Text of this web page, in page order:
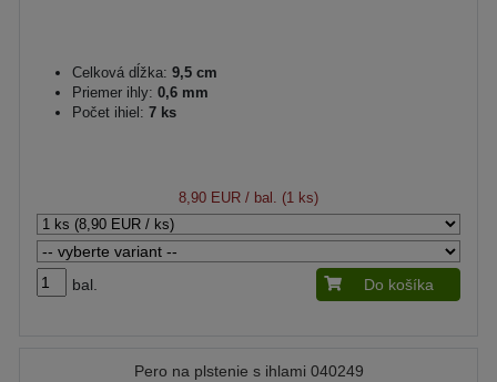
Celková dĺžka: 9,5 cm
Priemer ihly: 0,6 mm
Počet ihiel: 7 ks
8,90 EUR / bal. (1 ks)
bal. Do košíka
Pero na plstenie s ihlami 040249